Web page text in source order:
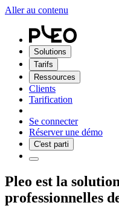
Aller au contenu
Solutions
Tarifs
Ressources
Clients
Tarification
Se connecter
Réserver une démo
C'est parti
Pleo est la
professionnelles